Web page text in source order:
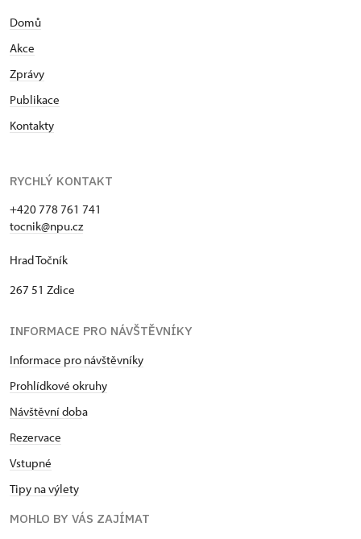
Domů
Akce
Zprávy
Publikace
Kontakty
RYCHLÝ KONTAKT
+420 778 761 741
tocnik@npu.cz
Hrad Točník
267 51 Zdice
INFORMACE PRO NÁVŠTĚVNÍKY
Informace pro návštěvníky
Prohlídkové okruhy
Návštěvní doba
Rezervace
Vstupné
Tipy na výlety
MOHLO BY VÁS ZAJÍMAT